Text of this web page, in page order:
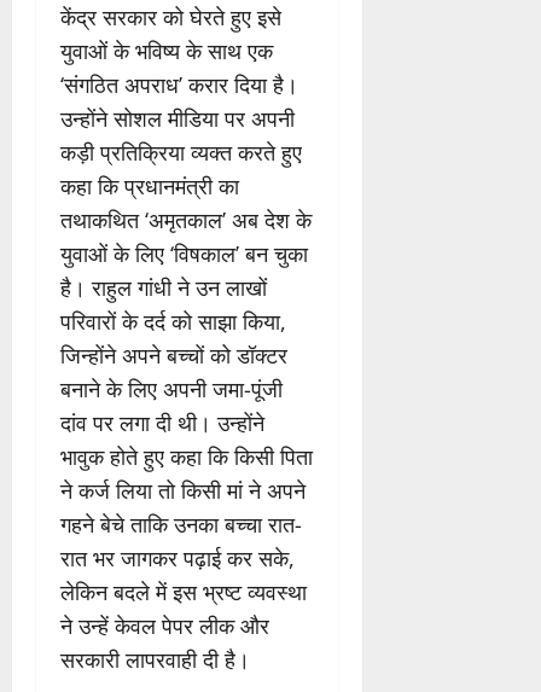
केंद्र सरकार को घेरते हुए इसे
युवाओं के भविष्य के साथ एक
‘संगठित अपराध’ करार दिया है।
उन्होंने सोशल मीडिया पर अपनी
कड़ी प्रतिक्रिया व्यक्त करते हुए
कहा कि प्रधानमंत्री का
तथाकथित ‘अमृतकाल’ अब देश के
युवाओं के लिए ‘विषकाल’ बन चुका
है। राहुल गांधी ने उन लाखों
परिवारों के दर्द को साझा किया,
जिन्होंने अपने बच्चों को डॉक्टर
बनाने के लिए अपनी जमा-पूंजी
दांव पर लगा दी थी। उन्होंने
भावुक होते हुए कहा कि किसी पिता
ने कर्ज लिया तो किसी मां ने अपने
गहने बेचे ताकि उनका बच्चा रात-
रात भर जागकर पढ़ाई कर सके,
लेकिन बदले में इस भ्रष्ट व्यवस्था
ने उन्हें केवल पेपर लीक और
सरकारी लापरवाही दी है।